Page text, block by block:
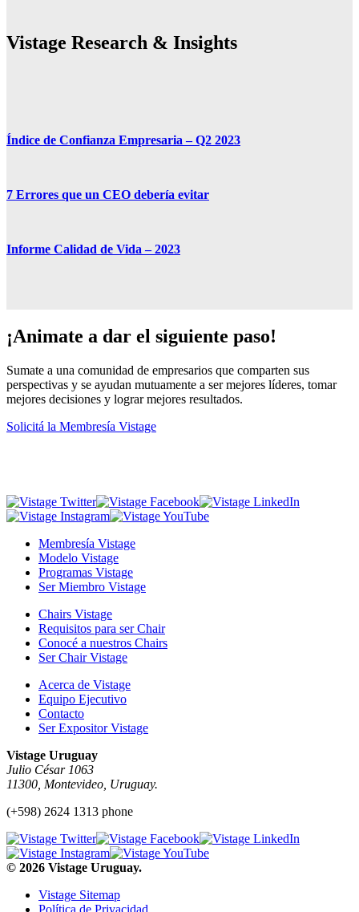
Vistage Research & Insights
Índice de Confianza Empresaria – Q2 2023
7 Errores que un CEO debería evitar
Informe Calidad de Vida – 2023
¡Animate a dar el siguiente paso!
Sumate a una comunidad de empresarios que comparten sus
perspectivas y se ayudan mutuamente a ser mejores líderes, tomar
mejores decisiones y lograr mejores resultados.
Solicitá la Membresía Vistage
Membresía Vistage
Modelo Vistage
Programas Vistage
Ser Miembro Vistage
Chairs Vistage
Requisitos para ser Chair
Conocé a nuestros Chairs
Ser Chair Vistage
Acerca de Vistage
Equipo Ejecutivo
Contacto
Ser Expositor Vistage
Vistage Uruguay
Julio César 1063
11300, Montevideo, Uruguay.
(+598) 2624 1313 phone
© 2026 Vistage Uruguay.
Vistage Sitemap